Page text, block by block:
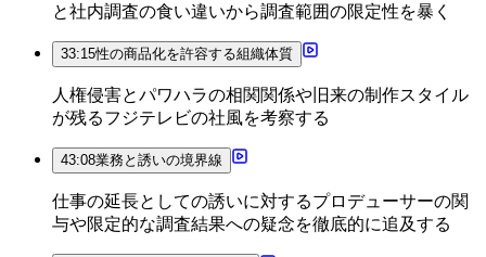
と社内調査の食い違いから調査範囲の限定性を暴く
33:15性の商品化を許容する組織体質
人権侵害とパワハラの相関関係や旧来の制作スタイル
が残るフジテレビの社風を考察する
43:08業務と誘いの境界線
仕事の延長としての誘いに対するプロデューサーの関
与や限定的な調査結果への疑念を徹底的に追及する